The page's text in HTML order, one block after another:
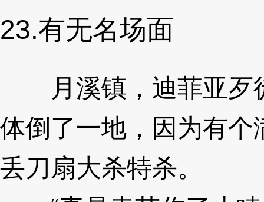
23.有无名场面
月溪镇，迪菲亚歹
体倒了一地，因为有
丢刀扇大杀特杀。